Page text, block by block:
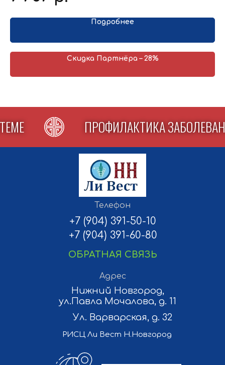
шт.); Анпазит (2 шт.).
Подробнее
Скидка Партнёра – 28%
ПРОФИЛАКТИКА
Телефон
+7 (904) 391-50-10
+7 (904) 391-60-80
ОБРАТНАЯ СВЯЗЬ
Адрес
Ул. Варварская, д. 32
Нижний Новгород,
ул.Павла Мочалова, д. 11
РИСЦ Ли Вест Н.Новгород